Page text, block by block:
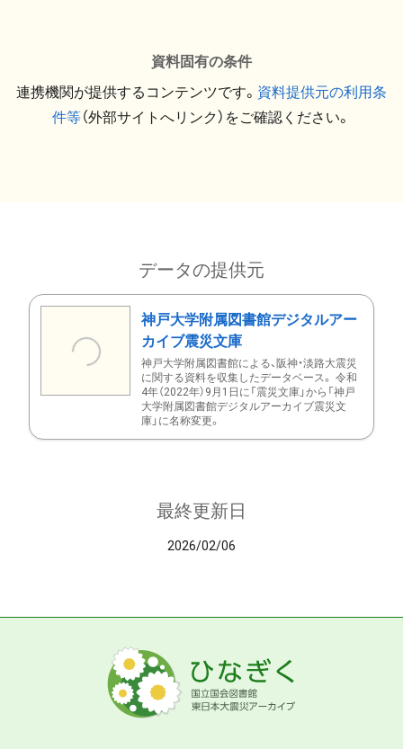
資料固有の条件
連携機関が提供するコンテンツです。 資料提供元の利用条
件等（外部サイトへリンク）をご確認ください。
データの提供元
神戸大学附属図書館デジタルアー
カイブ震災文庫
神戸大学附属図書館による、阪神・淡路大震災
に関する資料を収集したデータベース。 令和
4年（2022年）9月1日に「震災文庫」から「神戸
大学附属図書館デジタルアーカイブ震災文
庫」に名称変更。
最終更新日
2026/02/06